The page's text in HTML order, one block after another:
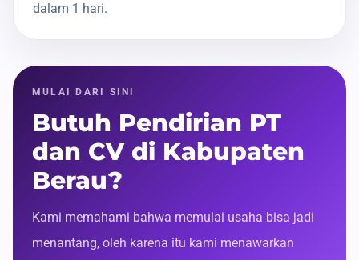
dalam 1 hari.
MULAI DARI SINI
Butuh Pendirian PT
dan CV di Kabupaten
Berau?
Kami memahami bahwa memulai usaha bisa jadi
menantang, oleh karena itu kami menawarkan